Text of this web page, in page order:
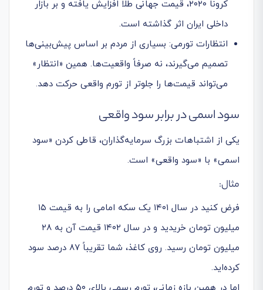
کرونا ۲۰۲۰، قیمت جهانی طلا افزایش یافته و بر بازار
داخلی ایران اثر گذاشته است.
انتظارات تورمی: بسیاری از مردم بر اساس پیش‌بینی‌ها
تصمیم می‌گیرند، نه صرفاً واقعیت‌ها. همین «انتظار»
می‌تواند قیمت‌ها را جلوتر از تورم واقعی حرکت دهد.
سود اسمی در برابر سود واقعی
یکی از اشتباهات بزرگ سرمایه‌گذاران، قاطی کردن «سود
اسمی» با «سود واقعی» است.
مثال:
فرض کنید در سال ۱۴۰۱ یک سکه امامی را به قیمت ۱۵
میلیون تومان خریدید و در سال ۱۴۰۲ قیمت آن به ۲۸
میلیون تومان رسید. روی کاغذ، شما تقریباً ۸۷ درصد سود
کرده‌اید.